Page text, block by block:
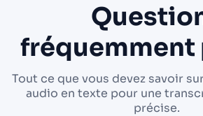
fréquemment
Tout ce que vous devez savoir
audio en texte pour une
précise.